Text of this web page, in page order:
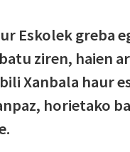
Eskolek greba
ziren, haien
Xanbala haur
horietako